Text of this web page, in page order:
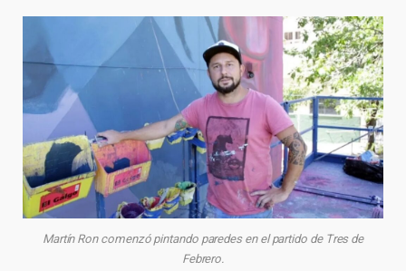
Martín Ron comenzó pintando paredes en el partido de Tres de
Febrero.